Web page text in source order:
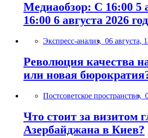
Медиаобзор: С 16:00 5
16:00 6 августа 2026
Экспресс-анализ, 06 августа,
Революция качества
или новая
Постсоветское пространство,
Что стоит за
Азербайджана в Киев?